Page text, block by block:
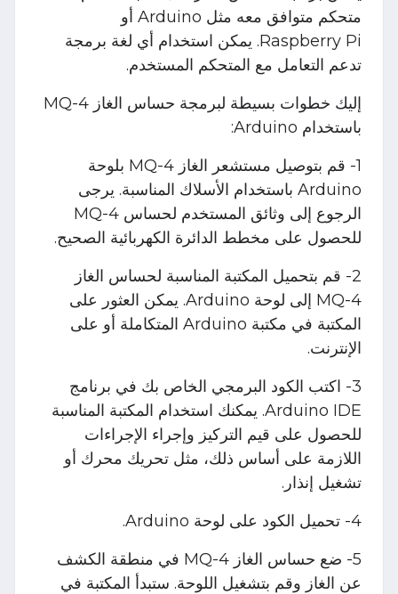
متحكم متوافق معه مثل Arduino أو
Raspberry Pi. يمكن استخدام أي لغة برمجة
تدعم التعامل مع المتحكم المستخدم.
إليك خطوات بسيطة لبرمجة حساس الغاز MQ-4
باستخدام Arduino:
1- قم بتوصيل مستشعر الغاز MQ-4 بلوحة
Arduino باستخدام الأسلاك المناسبة. يرجى
الرجوع إلى وثائق المستخدم لحساس MQ-4
للحصول على مخطط الدائرة الكهربائية الصحيح.
2- قم بتحميل المكتبة المناسبة لحساس الغاز
MQ-4 إلى لوحة Arduino. يمكن العثور على
المكتبة في مكتبة Arduino المتكاملة أو على
الإنترنت.
3- اكتب الكود البرمجي الخاص بك في برنامج
Arduino IDE. يمكنك استخدام المكتبة المناسبة
للحصول على قيم التركيز وإجراء الإجراءات
اللازمة على أساس ذلك، مثل تحريك محرك أو
تشغيل إنذار.
4- تحميل الكود على لوحة Arduino.
5- ضع حساس الغاز MQ-4 في منطقة الكشف
عن الغاز وقم بتشغيل اللوحة. ستبدأ المكتبة في